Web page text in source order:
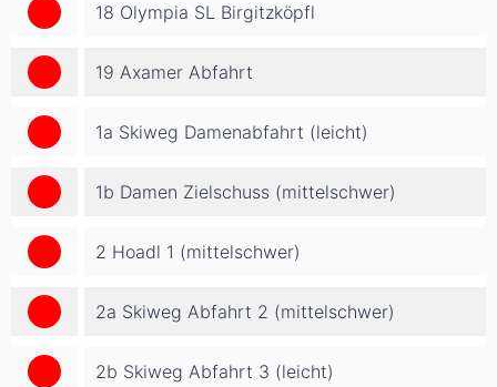
18 Olympia SL Birgitzköpfl
19 Axamer Abfahrt
1a Skiweg Damenabfahrt (leicht)
1b Damen Zielschuss (mittelschwer)
2 Hoadl 1 (mittelschwer)
2a Skiweg Abfahrt 2 (mittelschwer)
2b Skiweg Abfahrt 3 (leicht)